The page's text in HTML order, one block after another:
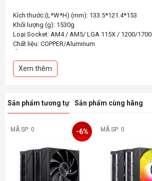
Kích thước:(L*W*H) (mm): 133.5*121.4*153
Khối lượng (g): 1530g
Loại Socket: AM4 / AM5/ LGA 115X / 1200/1700.
Chất liệu: COPPER/Aluminum
TDP(W): 270w
Số lượng fans: 2
Luồng khí (tối đa): 69 CFM
Xem thêm
Sản phẩm tương tự Sản phẩm cùng hãng
MÃ SP: 0 -6% MÃ SP: 0